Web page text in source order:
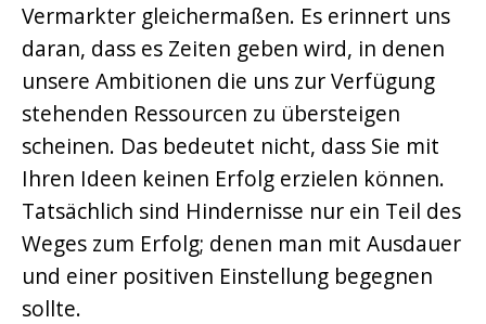
Vermarkter gleichermaßen. Es erinnert uns
daran, dass es Zeiten geben wird, in denen
unsere Ambitionen die uns zur Verfügung
stehenden Ressourcen zu übersteigen
scheinen. Das bedeutet nicht, dass Sie mit
Ihren Ideen keinen Erfolg erzielen können.
Tatsächlich sind Hindernisse nur ein Teil des
Weges zum Erfolg; denen man mit Ausdauer
und einer positiven Einstellung begegnen
sollte.